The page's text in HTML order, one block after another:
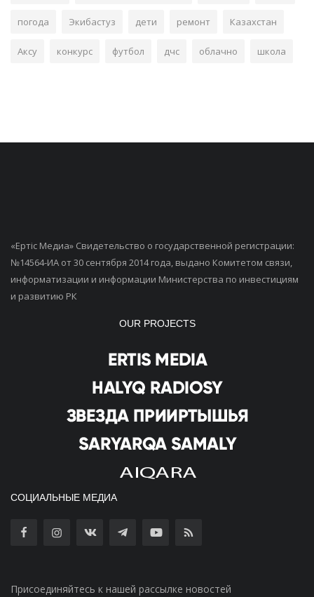
погода Экибастуз дети ремонт Казахстан
Аксу конкурс футбол дчс облачно школа
«Ертiс Медиа» Свидетельство о государственной регистрации:
№14564-ИА от 30 сентября 2014 года, выдано Комитетом связи,
информатизации и информации Министерства по инвестициям
и развитию РК
OUR PROJECTS
СОЦИАЛЬНЫЕ МЕДИА
Присоединяйтесь к нашей рассылке новостей